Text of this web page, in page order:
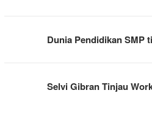
Dunia Pendidikan SMP
Selvi Gibran Tinjau